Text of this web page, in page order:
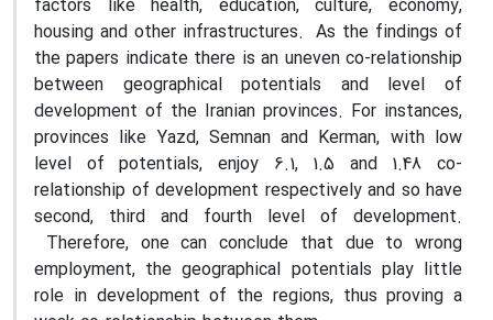
factors like health, education, culture, economy,
housing and other infrastructures. As the findings of
the papers indicate there is an uneven co-relationship
between geographical potentials and level of
development of the Iranian provinces. For instances,
provinces like Yazd, Semnan and Kerman, with low
level of potentials, enjoy 6.1, 1.5 and 1.48 co-
relationship of development respectively and so have
second, third and fourth level of development.
Therefore, one can conclude that due to wrong
employment, the geographical potentials play little
role in development of the regions, thus proving a